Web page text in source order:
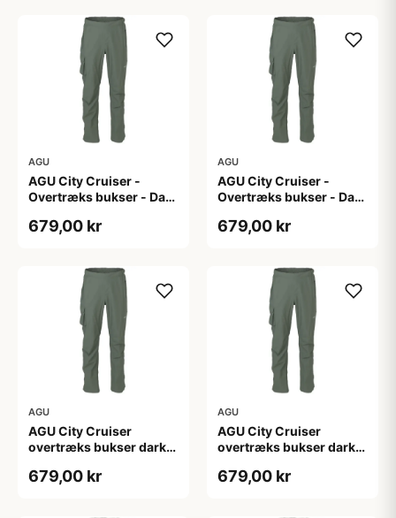
AGU
AGU City Cruiser -
Overtræks bukser - Dark
679,00 kr
AGU
AGU City Cruiser -
Overtræks bukser - Dark
679,00 kr
AGU
AGU City Cruiser
overtræks bukser dark
679,00 kr
AGU
AGU City Cruiser
overtræks bukser dark
679,00 kr